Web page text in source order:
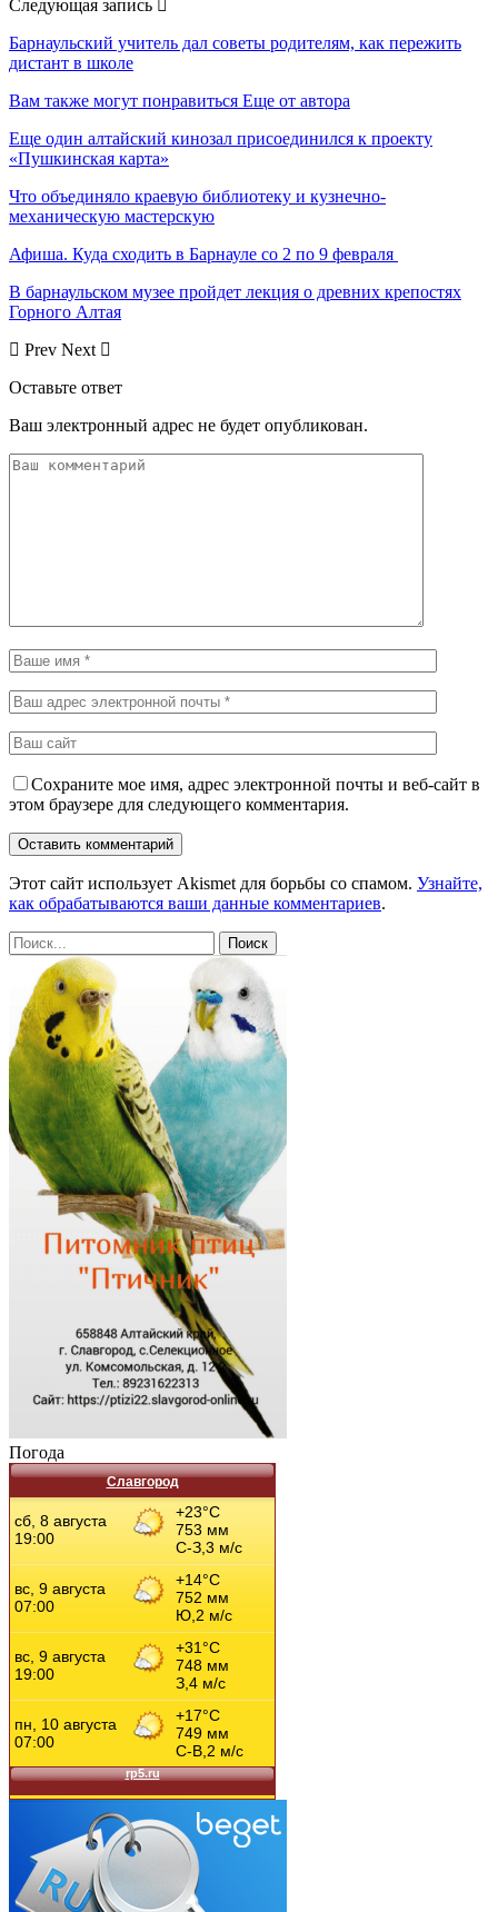
Следующая запись
Барнаульский учитель дал советы родителям, как пережить
дистант в школе
Вам также могут понравиться Еще от автора
Еще один алтайский кинозал присоединился к проекту
«Пушкинская карта»
Что объединяло краевую библиотеку и кузнечно-
механическую мастерскую
Афиша. Куда сходить в Барнауле со 2 по 9 февраля
В барнаульском музее пройдет лекция о древних крепостях
Горного Алтая
Prev Next
Оставьте ответ
Ваш электронный адрес не будет опубликован.
Сохраните мое имя, адрес электронной почты и веб-сайт в
этом браузере для следующего комментария.
Этот сайт использует Akismet для борьбы со спамом. Узнайте,
как обрабатываются ваши данные комментариев.
Погода
Славгород